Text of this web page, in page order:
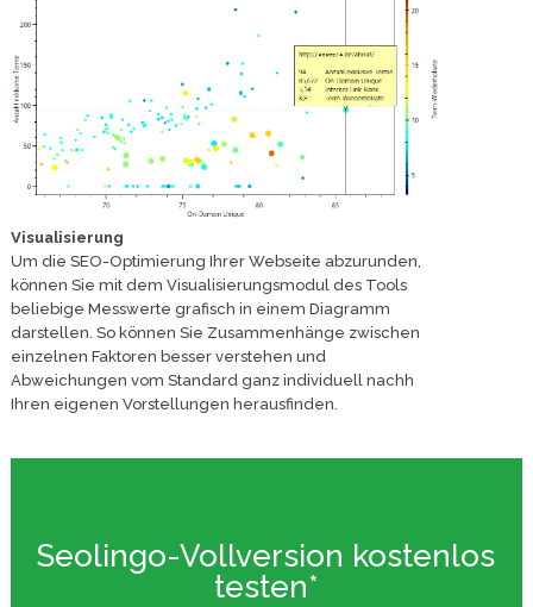
Visualisierung
Um die SEO-Optimierung Ihrer Webseite abzurunden,
können Sie mit dem Visualisierungsmodul des Tools
beliebige Messwerte grafisch in einem Diagramm
darstellen. So können Sie Zusammenhänge zwischen
einzelnen Faktoren besser verstehen und
Abweichungen vom Standard ganz individuell nachh
Ihren eigenen Vorstellungen herausfinden.
Seolingo-Vollversion kostenlos
testen*